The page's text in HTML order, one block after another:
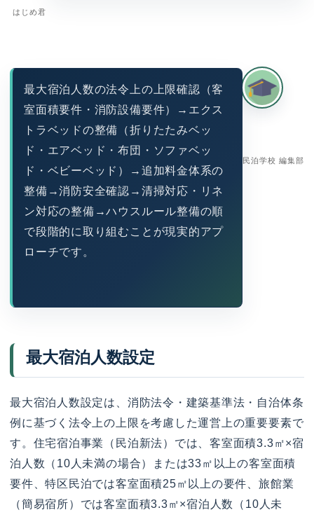
はじめ君
民泊学校 編集部
最大宿泊人数の法令上の上限確認（客
室面積要件・消防設備要件）→エクス
トラベッドの整備（折りたたみベッ
ド・エアベッド・布団・ソファベッ
ド・ベビーベッド）→追加料金体系の
整備→消防安全確認→清掃対応・リネ
ン対応の整備→ハウスルール整備の順
で段階的に取り組むことが現実的アプ
ローチです。
最大宿泊人数設定
最大宿泊人数設定は、消防法令・建築基準法・自治体条
例に基づく法令上の上限を考慮した運営上の重要要素で
す。住宅宿泊事業（民泊新法）では、客室面積3.3㎡×宿
泊人数（10人未満の場合）または33㎡以上の客室面積
要件、特区民泊では客室面積25㎡以上の要件、旅館業
（簡易宿所）では客室面積3.3㎡×宿泊人数（10人未